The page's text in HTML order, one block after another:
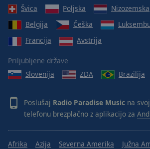
Švica
Poljska Nizozemska
Belgija
Češka
Francija
Avstrija
Priljubljene države
Slovenija
ZDA Brazilija
Poslušaj Radio Paradise Music na
telefonu brezplačno z aplikacijo za
Afrika Azija Severna Amerika Južna